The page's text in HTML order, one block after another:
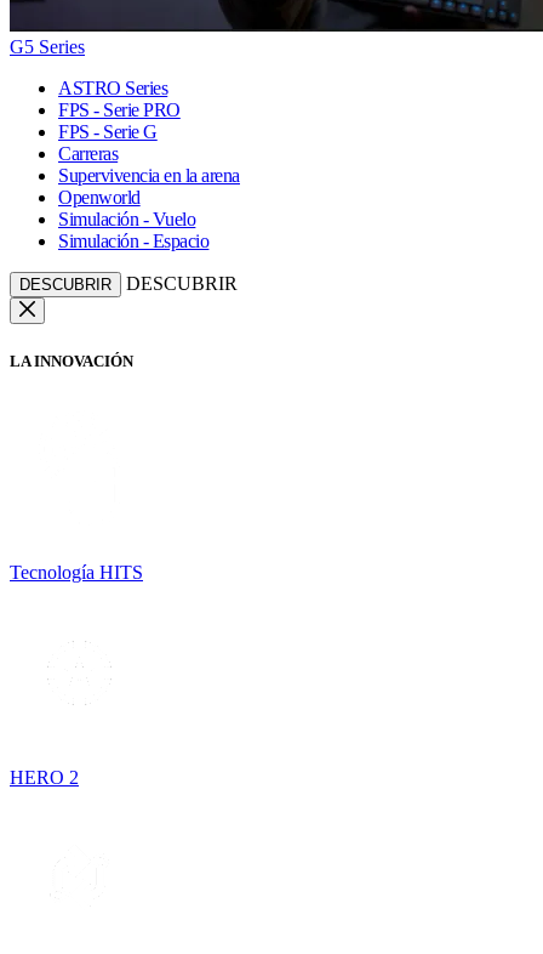
G5 Series
ASTRO Series
FPS - Serie PRO
FPS - Serie G
Carreras
Supervivencia en la arena
Openworld
Simulación - Vuelo
Simulación - Espacio
DESCUBRIR DESCUBRIR
LA INNOVACIÓN
Tecnología HITS
HERO 2